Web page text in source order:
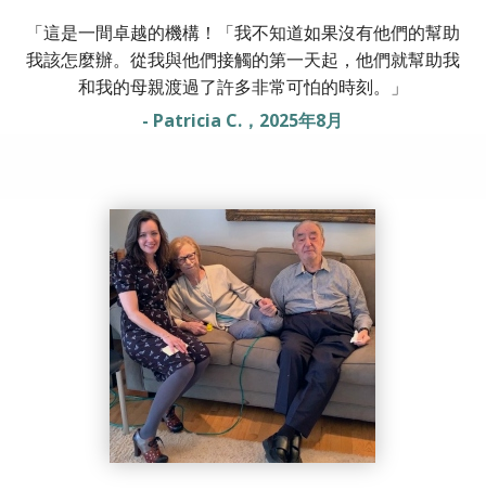
「這是一間卓越的機構！「我不知道如果沒有他們的幫助
我該怎麼辦。從我與他們接觸的第一天起，他們就幫助我
和我的母親渡過了許多非常可怕的時刻。」
- Patricia C.，2025年8月